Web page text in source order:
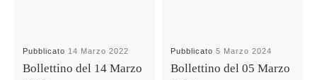
Pubblicato 14 Marzo 2022
Bollettino del 14 Marzo
Pubblicato5 Marzo 2024
Bollettino del 05 Marzo